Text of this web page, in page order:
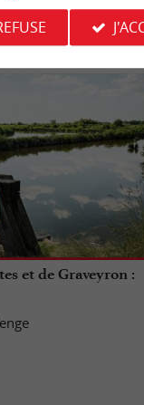
TESTÉ
et de Graveyron :